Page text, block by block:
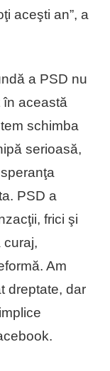
aceşti an”, a
a PSD nu
în această
schimba
serioasă,
PSD a
frici şi
curaj,
Am
dreptate, dar